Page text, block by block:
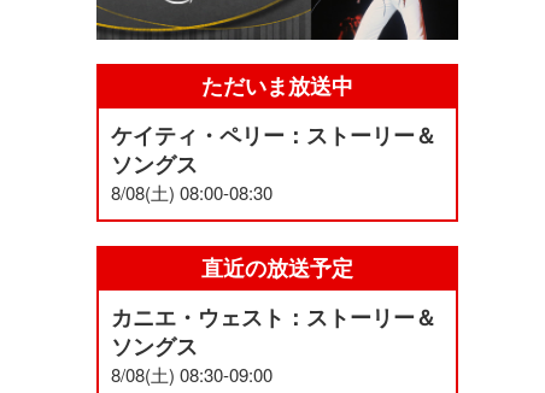
ただいま放送中
ケイティ・ペリー：ストーリー＆
ソングス
8/08(土) 08:00-08:30
直近の放送予定
カニエ・ウェスト：ストーリー＆
ソングス
8/08(土) 08:30-09:00